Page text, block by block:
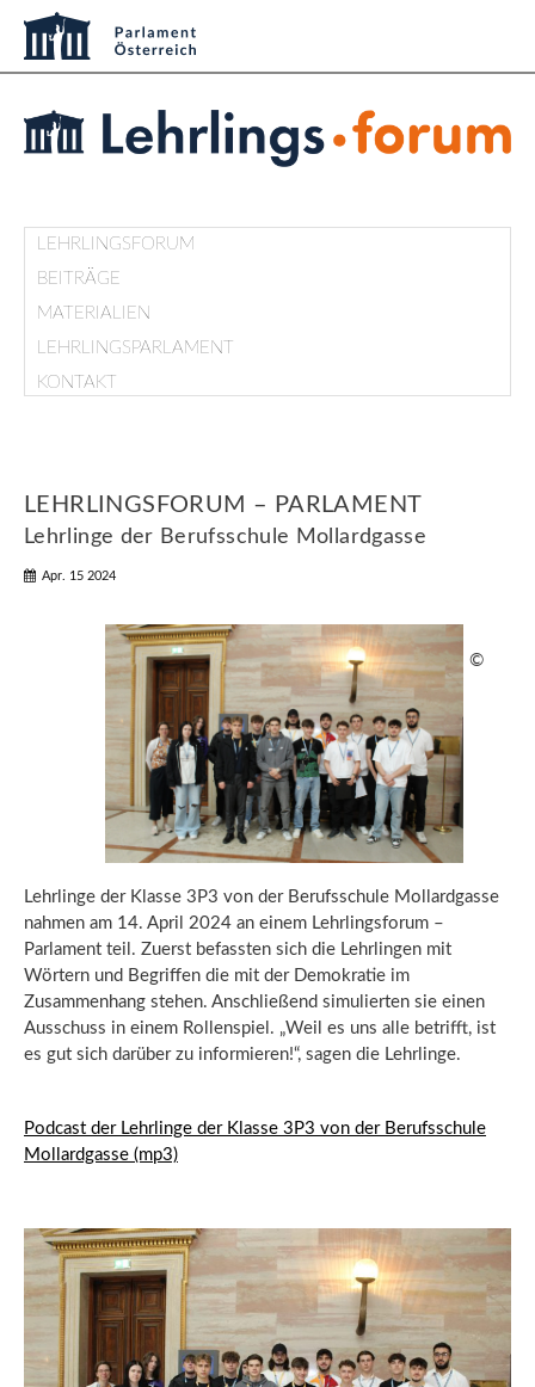
LEHRLINGSFORUM
BEITRÄGE
MATERIALIEN
LEHRLINGSPARLAMENT
KONTAKT
LEHRLINGSFORUM – PARLAMENT
Lehrlinge der Berufsschule Mollardgasse
Apr. 15 2024
©
Lehrlinge der Klasse 3P3 von der Berufsschule Mollardgasse
nahmen am 14. April 2024 an einem Lehrlingsforum –
Parlament teil. Zuerst befassten sich die Lehrlingen mit
Wörtern und Begriffen die mit der Demokratie im
Zusammenhang stehen. Anschließend simulierten sie einen
Ausschuss in einem Rollenspiel. „Weil es uns alle betrifft, ist
es gut sich darüber zu informieren!“, sagen die Lehrlinge.
Podcast der Lehrlinge der Klasse 3P3 von der Berufsschule
Mollardgasse (mp3)